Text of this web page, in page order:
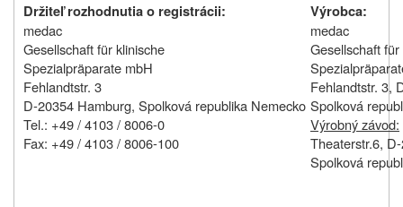
Držiteľ rozhodnutia o registrácii:
medac
Gesellschaft für klinische
Spezialpräparate mbH
Fehlandtstr. 3
D-20354 Hamburg, Spolková republika Nemecko
Tel.: +49 / 4103 / 8006-0
Fax: +49 / 4103 / 8006-100
Výrobca:
medac
Gesellschaft
Fehlandtstr. 3,
Spolková
Výrobný závod:
Theaterstr.6,
Spolková